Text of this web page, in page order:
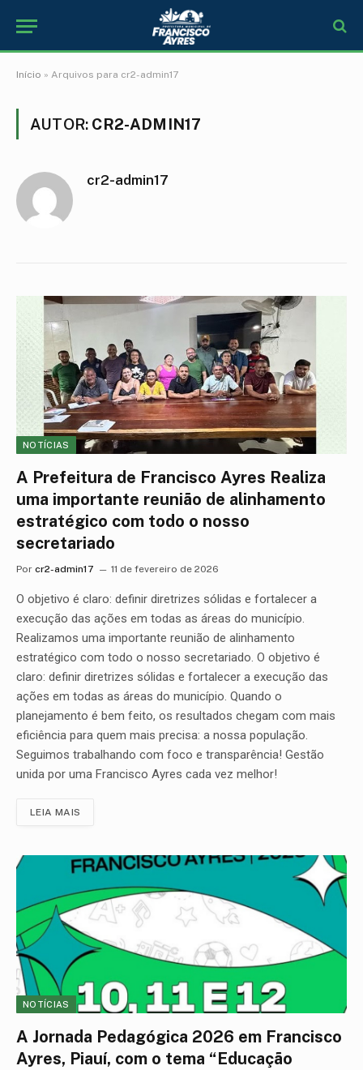
Início » Arquivos para cr2-admin17
AUTOR: CR2-ADMIN17
cr2-admin17
NOTÍCIAS
A Prefeitura de Francisco Ayres Realiza
uma importante reunião de alinhamento
estratégico com todo o nosso
secretariado
Por cr2-admin17 11 de fevereiro de 2026
O objetivo é claro: definir diretrizes sólidas e fortalecer a
execução das ações em todas as áreas do município.
Realizamos uma importante reunião de alinhamento
estratégico com todo o nosso secretariado. O objetivo é
claro: definir diretrizes sólidas e fortalecer a execução das
ações em todas as áreas do município. Quando o
planejamento é bem feito, os resultados chegam com mais
eficiência para quem mais precisa: a nossa população.
Seguimos trabalhando com foco e transparência! Gestão
unida por uma Francisco Ayres cada vez melhor!
LEIA MAIS
NOTÍCIAS
A Jornada Pedagógica 2026 em Francisco
Ayres, Piauí, com o tema “Educação